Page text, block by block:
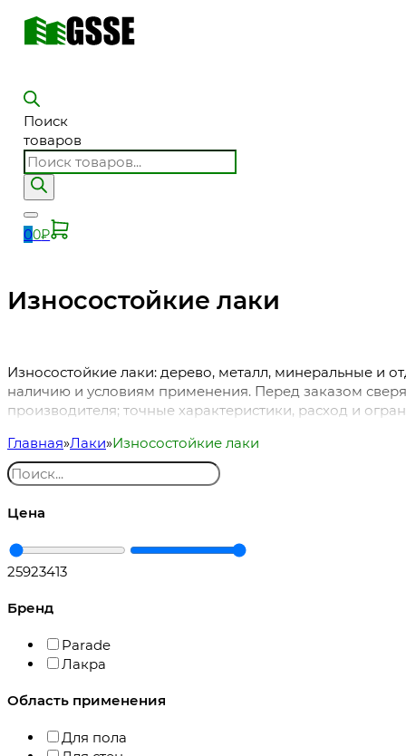
Поиск
товаров
00₽
Износостойкие лаки
Износостойкие лаки: дерево, металл, минеральные и
наличию и условиям применения. Перед заказом
производителя; точные характеристики, расход и
Главная Лаки Износостойкие лаки
Цена
25923413
Бренд
Parade
Лакра
Область применения
Для пола